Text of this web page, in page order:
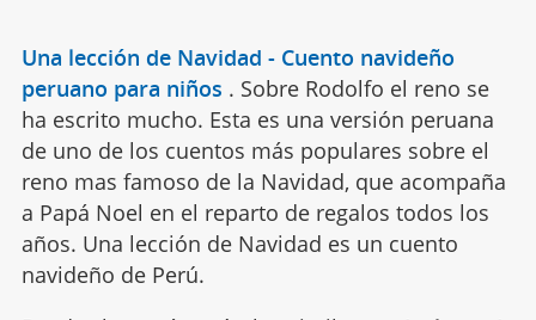
Una lección de Navidad - Cuento navideño
peruano para niños . Sobre Rodolfo el reno se
ha escrito mucho. Esta es una versión peruana
de uno de los cuentos más populares sobre el
reno mas famoso de la Navidad, que acompaña
a Papá Noel en el reparto de regalos todos los
años. Una lección de Navidad es un cuento
navideño de Perú.